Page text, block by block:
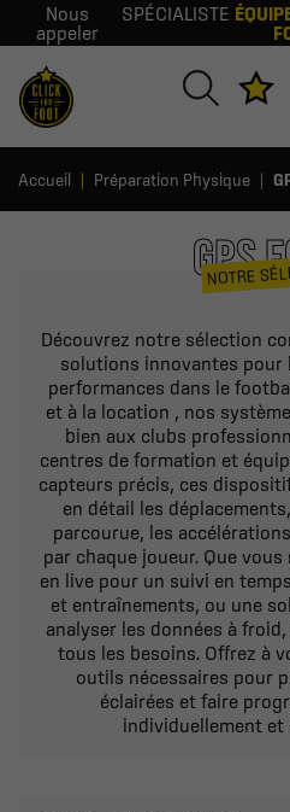
Nous
appeler
SPÉCIALISTE
Accueil Préparation Physique
GPS
NOTRE
Découvrez notre sélection
solutions innovantes pour
performances dans le
et à la location , nos
bien aux clubs
centres de formation et
capteurs précis, ces
en détail les
parcourue, les
par chaque joueur. Que
en live pour un suivi en
et entraînements, ou une
analyser les données à
tous les besoins. Offrez à
outils nécessaires pour
éclairées et faire
individuellement et